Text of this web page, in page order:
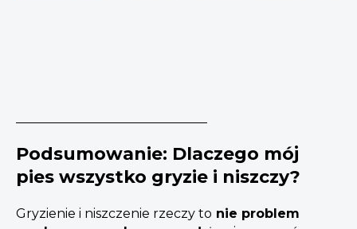
Podsumowanie: Dlaczego mój
pies wszystko gryzie i niszczy?
Gryzienie i niszczenie rzeczy to nie problem